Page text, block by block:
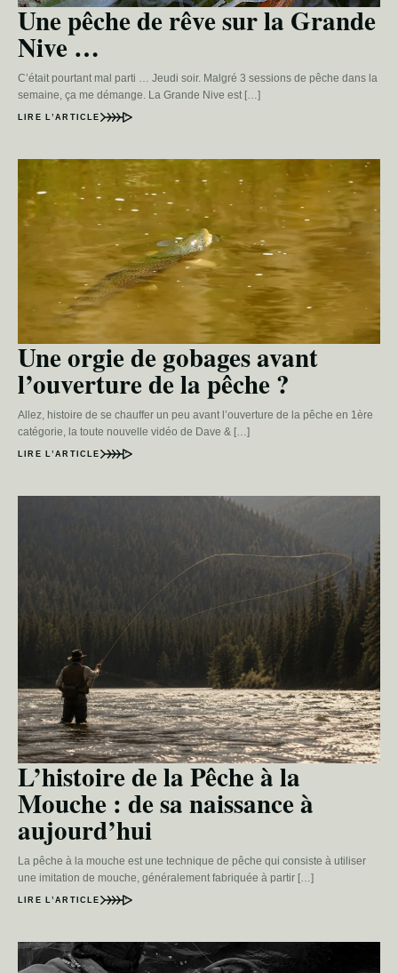
Une pêche de rêve sur la Grande
Nive …
C’était pourtant mal parti … Jeudi soir. Malgré 3 sessions de pêche dans la
semaine, ça me démange. La Grande Nive est […]
LIRE L’ARTICLE
Une orgie de gobages avant
l’ouverture de la pêche ?
Allez, histoire de se chauffer un peu avant l’ouverture de la pêche en 1ère
catégorie, la toute nouvelle vidéo de Dave & […]
LIRE L’ARTICLE
L’histoire de la Pêche à la
Mouche : de sa naissance à
aujourd’hui
La pêche à la mouche est une technique de pêche qui consiste à utiliser
une imitation de mouche, généralement fabriquée à partir […]
LIRE L’ARTICLE